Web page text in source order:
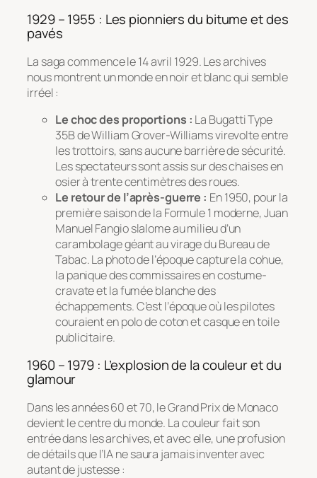
1929 – 1955 : Les pionniers du bitume et des
pavés
La saga commence le 14 avril 1929. Les archives
nous montrent un monde en noir et blanc qui semble
irréel :
Le choc des proportions : La Bugatti Type
35B de William Grover-Williams virevolte entre
les trottoirs, sans aucune barrière de sécurité.
Les spectateurs sont assis sur des chaises en
osier à trente centimètres des roues.
Le retour de l’après-guerre : En 1950, pour la
première saison de la Formule 1 moderne, Juan
Manuel Fangio slalome au milieu d’un
carambolage géant au virage du Bureau de
Tabac. La photo de l’époque capture la cohue,
la panique des commissaires en costume-
cravate et la fumée blanche des
échappements. C’est l’époque où les pilotes
couraient en polo de coton et casque en toile
publicitaire.
1960 – 1979 : L’explosion de la couleur et du
glamour
Dans les années 60 et 70, le Grand Prix de Monaco
devient le centre du monde. La couleur fait son
entrée dans les archives, et avec elle, une profusion
de détails que l’IA ne saura jamais inventer avec
autant de justesse :